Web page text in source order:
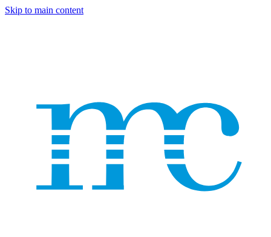
Skip to main content